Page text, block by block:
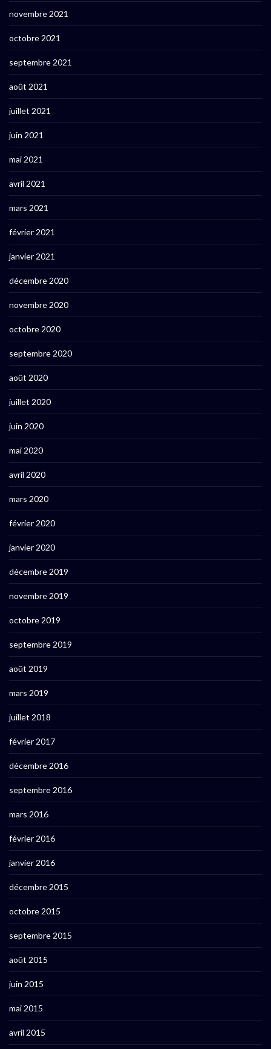
novembre 2021
octobre 2021
septembre 2021
août 2021
juillet 2021
juin 2021
mai 2021
avril 2021
mars 2021
février 2021
janvier 2021
décembre 2020
novembre 2020
octobre 2020
septembre 2020
août 2020
juillet 2020
juin 2020
mai 2020
avril 2020
mars 2020
février 2020
janvier 2020
décembre 2019
novembre 2019
octobre 2019
septembre 2019
août 2019
mars 2019
juillet 2018
février 2017
décembre 2016
septembre 2016
mars 2016
février 2016
janvier 2016
décembre 2015
octobre 2015
septembre 2015
août 2015
juin 2015
mai 2015
avril 2015